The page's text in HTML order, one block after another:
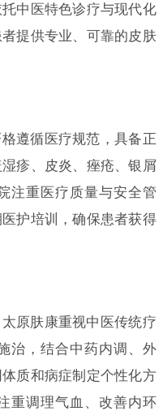
中医特色诊疗与现代化
提供专业、可靠的皮肤
遵循医疗规范，具备正
疹、皮炎、痤疮、银屑
注重医疗质量与安全管
护培训，确保患者获得
原肤康重视中医传统疗
治，结合中药内调、外
质和病症制定个性化方
重调理气血、改善内环